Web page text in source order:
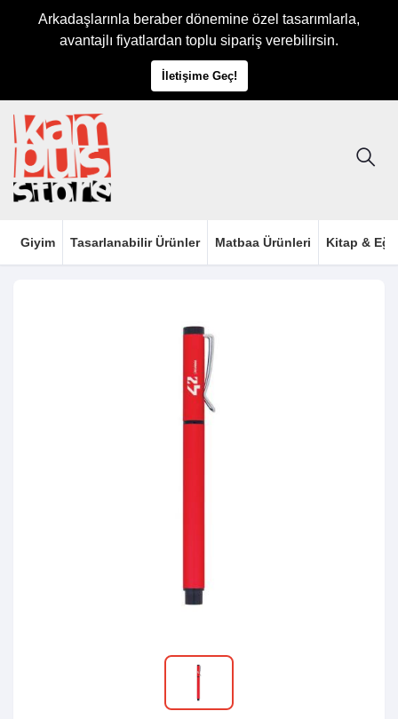
Arkadaşlarınla beraber dönemine özel tasarımlarla,
avantajlı fiyatlardan toplu sipariş verebilirsin.
İletişime Geç!
Giyim Tasarlanabilir Ürünler Matbaa Ürünleri Kitap &